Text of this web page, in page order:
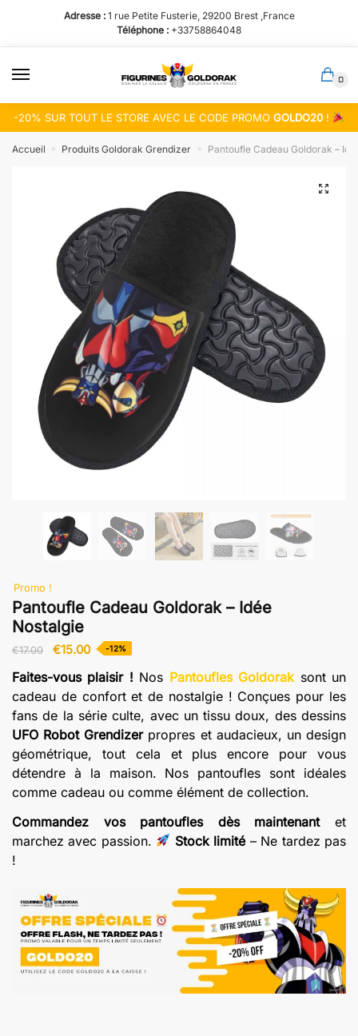
la
navigation
contenu
Adresse : 1 rue Petite Fusterie, 29200 Brest ,France
Téléphone : +33758864048
0
-20% SUR TOUT LE STORE AVEC LE CODE PROMOGOLDO20 !
Accueil » Produits Goldorak Grendizer » Pantoufle Cadeau Goldorak –
Promo !
Pantoufle Cadeau Goldorak – Idée
Nostalgie
€17.00
Le
initial
était :
€17.00.
€15.00Le
actuel
est :
€15.00.
-12%
Faites-vous plaisir ! Nos Pantoufles Goldorak sont un
cadeau de confort et de nostalgie ! Conçues pour les
fans de la série culte, avec un tissu doux, des dessins
UFO Robot Grendizerpropres et audacieux, un design
géométrique, tout cela et plus encore pour vous
détendre à la maison. Nos pantoufles sont idéales
comme cadeau ou comme élément de collection.
Commandez vos pantoufles dès maintenantet
marchez avec passion.
Stock limité– Ne tardez pas
!